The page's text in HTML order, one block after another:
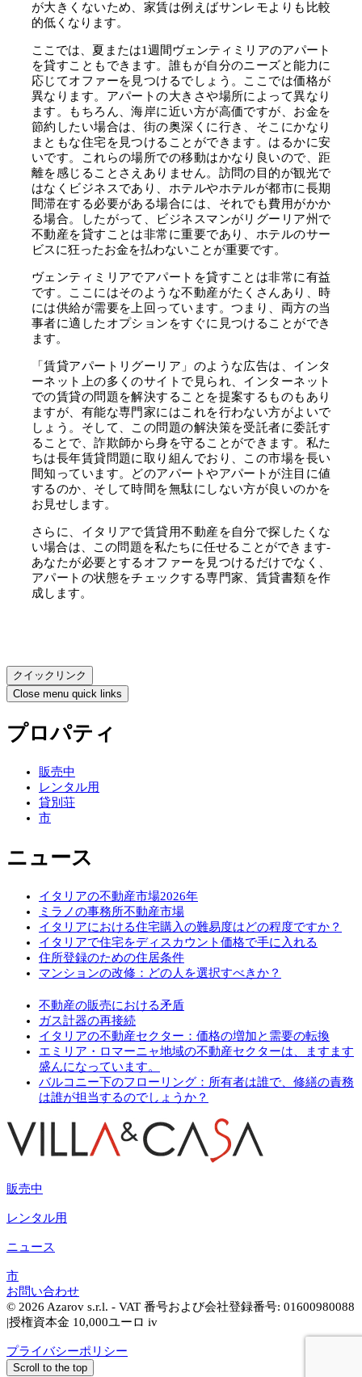
が大きくないため、家賃は例えばサンレモよりも比較
的低くなります。
ここでは、夏または1週間ヴェンティミリアのアパート
を貸すこともできます。誰もが自分のニーズと能力に
応じてオファーを見つけるでしょう。ここでは価格が
異なります。アパートの大きさや場所によって異なり
ます。もちろん、海岸に近い方が高価ですが、お金を
節約したい場合は、街の奥深くに行き、そこにかなり
まともな住宅を見つけることができます。はるかに安
いです。これらの場所での移動はかなり良いので、距
離を感じることさえありません。訪問の目的が観光で
はなくビジネスであり、ホテルやホテルが都市に長期
間滞在する必要がある場合には、それでも費用がかか
る場合。したがって、ビジネスマンがリグーリア州で
不動産を貸すことは非常に重要であり、ホテルのサー
ビスに狂ったお金を払わないことが重要です。
ヴェンティミリアでアパートを貸すことは非常に有益
です。ここにはそのような不動産がたくさんあり、時
には供給が需要を上回っています。つまり、両方の当
事者に適したオプションをすぐに見つけることができ
ます。
「賃貸アパートリグーリア」のような広告は、インタ
ーネット上の多くのサイトで見られ、インターネット
での賃貸の問題を解決することを提案するものもあり
ますが、有能な専門家にはこれを行わない方がよいで
しょう。そして、この問題の解決策を受託者に委託す
ることで、詐欺師から身を守ることができます。私た
ちは長年賃貸問題に取り組んでおり、この市場を長い
間知っています。どのアパートやアパートが注目に値
するのか、そして時間を無駄にしない方が良いのかを
お見せします。
さらに、イタリアで賃貸用不動産を自分で探したくな
い場合は、この問題を私たちに任せることができます-
あなたが必要とするオファーを見つけるだけでなく、
アパートの状態をチェックする専門家、賃貸書類を作
成します。
クイックリンク
Close menu quick links
プロパティ
販売中
レンタル用
貸別荘
市
ニュース
イタリアの不動産市場2026年
ミラノの事務所不動産市場
イタリアにおける住宅購入の難易度はどの程度ですか？
イタリアで住宅をディスカウント価格で手に入れる
住所登録のための住居条件
マンションの改修：どの人を選択すべきか？
不動産の販売における矛盾
ガス計器の再接続
イタリアの不動産セクター：価格の増加と需要の転換
エミリア・ロマーニャ地域の不動産セクターは、ますます
盛んになっています。
バルコニー下のフローリング：所有者は誰で、修繕の責務
は誰が担当するのでしょうか？
販売中
レンタル用
ニュース
市
お問い合わせ
© 2026 Azarov s.r.l. - VAT 番号および会社登録番号: 01600980088
|授権資本金 10,000ユーロ iv
プライバシーポリシー
Scroll to the top